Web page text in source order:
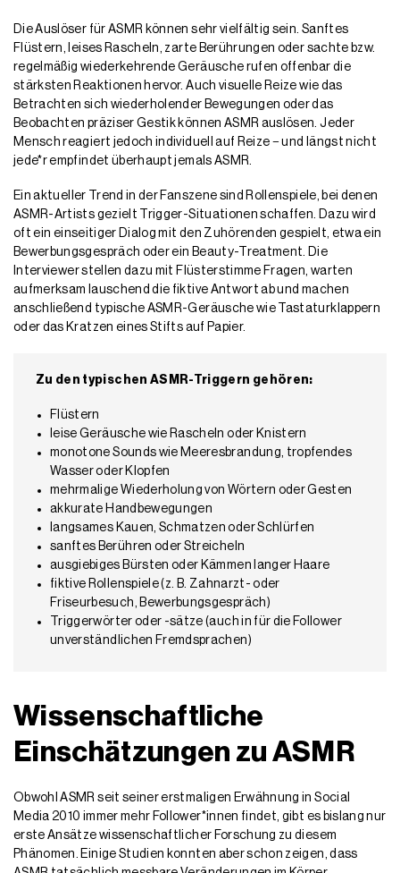
Die Auslöser für ASMR können sehr vielfältig sein. Sanftes
Flüstern, leises Rascheln, zarte Berührungen oder sachte bzw.
regelmäßig wiederkehrende Geräusche rufen offenbar die
stärksten Reaktionen hervor. Auch visuelle Reize wie das
Betrachten sich wiederholender Bewegungen oder das
Beobachten präziser Gestik können ASMR auslösen. Jeder
Mensch reagiert jedoch individuell auf Reize − und längst nicht
jede*r empfindet überhaupt jemals ASMR.
Ein aktueller Trend in der Fanszene sind Rollenspiele, bei denen
ASMR-Artists gezielt Trigger-Situationen schaffen. Dazu wird
oft ein einseitiger Dialog mit den Zuhörenden gespielt, etwa ein
Bewerbungsgespräch oder ein Beauty-Treatment. Die
Interviewer stellen dazu mit Flüsterstimme Fragen, warten
aufmerksam lauschend die fiktive Antwort ab und machen
anschließend typische ASMR-Geräusche wie Tastaturklappern
oder das Kratzen eines Stifts auf Papier.
Zu den typischen ASMR-Triggern gehören:
Flüstern
leise Geräusche wie Rascheln oder Knistern
monotone Sounds wie Meeresbrandung, tropfendes
Wasser oder Klopfen
mehrmalige Wiederholung von Wörtern oder Gesten
akkurate Handbewegungen
langsames Kauen, Schmatzen oder Schlürfen
sanftes Berühren oder Streicheln
ausgiebiges Bürsten oder Kämmen langer Haare
fiktive Rollenspiele (z. B. Zahnarzt- oder
Friseurbesuch, Bewerbungsgespräch)
Triggerwörter oder -sätze (auch in für die Follower
unverständlichen Fremdsprachen)
Wissenschaftliche
Einschätzungen zu ASMR
Obwohl ASMR seit seiner erstmaligen Erwähnung in Social
Media 2010 immer mehr Follower*innen findet, gibt es bislang nur
erste Ansätze wissenschaftlicher Forschung zu diesem
Phänomen. Einige Studien konnten aber schon zeigen, dass